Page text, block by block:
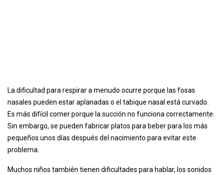
La dificultad para respirar a menudo ocurre porque las fosas
nasales pueden estar aplanadas o el tabique nasal está curvado.
Es más difícil comer porque la succión no funciona correctamente.
Sin embargo, se pueden fabricar platos para beber para los más
pequeños unos días después del nacimiento para evitar este
problema.
Muchos niños también tienen dificultades para hablar, los sonidos